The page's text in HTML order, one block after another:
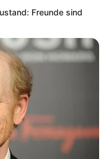
Freunde sind